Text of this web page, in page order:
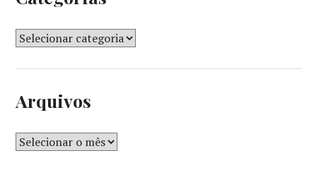
Arquivos